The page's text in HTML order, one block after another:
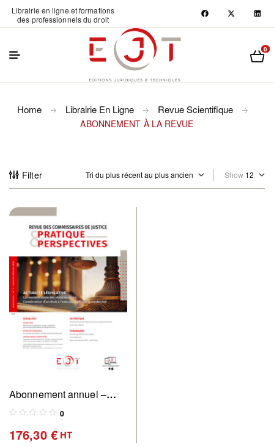
Librairie en ligne et formations
des professionnels du droit
0
Home Librairie En Ligne Revue Scientifique
ABONNEMENT À LA REVUE
Filter Show
Abonnement annuel –
Revue des commissaires
perspectives
0
176,30 €HT